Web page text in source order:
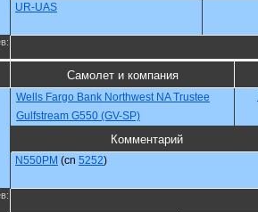
UR-UAS
Самолет и компания
Wells Fargo Bank Northwest NA Trustee
Gulfstream G550 (GV-SP)
Комментарий
N550PM (cn 5252)